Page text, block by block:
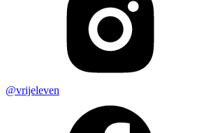
@vrijeleven